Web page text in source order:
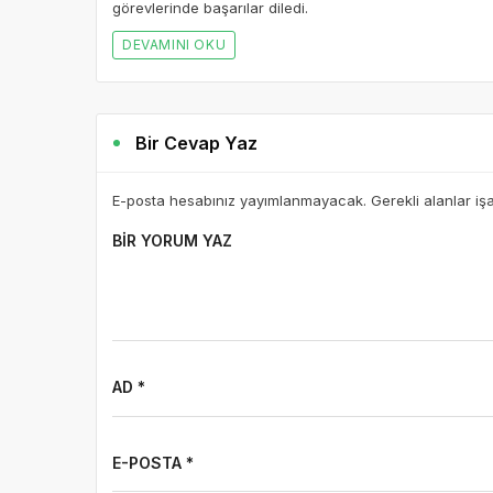
görevlerinde başarılar diledi.
DEVAMINI OKU
Bir Cevap Yaz
E-posta hesabınız yayımlanmayacak. Gerekli alanlar
BIR YORUM YAZ
AD *
E-POSTA *